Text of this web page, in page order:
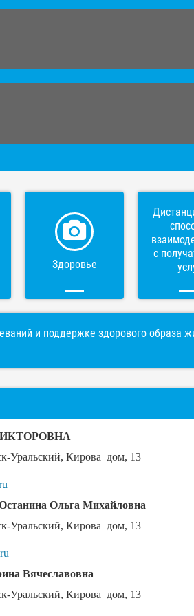
Здоровье
с
и поддержке здорового образа
Уральский, Кирова дом, 13
Ольга Михайловна
Уральский, Кирова дом, 13
Вячеславовна
Уральский, Кирова дом, 13